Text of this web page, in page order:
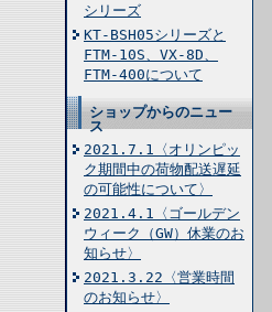
シリーズ
KT-BSH05シリーズと
FTM-10S、VX-8D、
FTM-400について
ショップからのニュー
ス
2021.7.1〈オリンピッ
ク期間中の荷物配送遅延
の可能性について〉
2021.4.1〈ゴールデン
ウィーク（GW）休業のお
知らせ〉
2021.3.22〈営業時間
のお知らせ〉